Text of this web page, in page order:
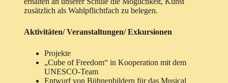
zusätzlich als Wahlpflichtfach zu belegen.
Aktivitäten/ Veranstaltungen/ Exkursionen
Projekte
„Cube of Freedom“ in Kooperation mit dem
UNESCO-Team
Entwurf von Bühnenbildern für das Musical